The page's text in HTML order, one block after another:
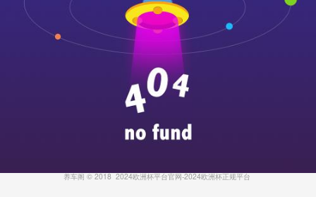
养车阁 © 20182024欧洲杯平台官网-2024欧洲杯正规平台